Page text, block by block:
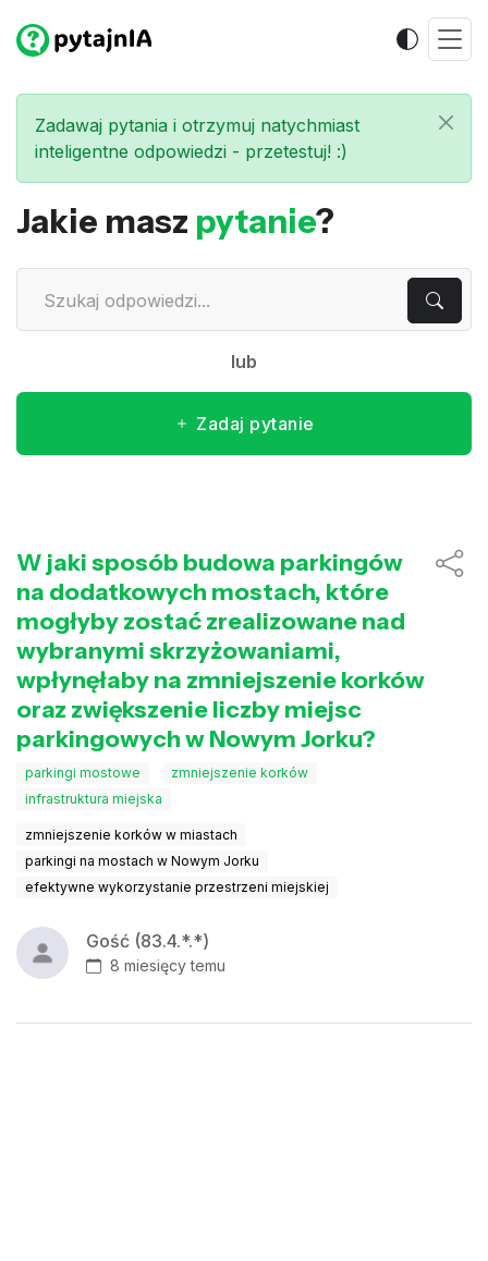
Zadawaj pytania i otrzymuj natychmiast
inteligentne odpowiedzi - przetestuj! :)
Jakie masz pytanie?
lub
Zadaj pytanie
W jaki sposób budowa parkingów
na dodatkowych mostach, które
mogłyby zostać zrealizowane nad
wybranymi skrzyżowaniami,
wpłynęłaby na zmniejszenie korków
oraz zwiększenie liczby miejsc
parkingowych w Nowym Jorku?
parkingi mostowe
zmniejszenie korków
infrastruktura miejska
zmniejszenie korków w miastach
parkingi na mostach w Nowym Jorku
efektywne wykorzystanie przestrzeni miejskiej
Gość (83.4.*.*)
8 miesięcy temu